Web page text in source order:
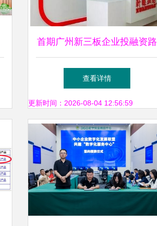
首期广州新三板企业投融资路
演活动启动，网络技术服务企
业引关注
查看详情
更新时间：2026-08-04 12:56:59